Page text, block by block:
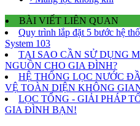
BÀI VIẾT LIÊN QUAN
Quy trình lắp đặt 5 bước hệ
System 103
TẠI SAO CẦN SỬ DỤNG
NGUỒN CHO GIA ĐÌNH?
HỆ THỐNG LỌC NƯỚC
VỆ TOÀN DIỆN KHÔNG
LỌC TỔNG - GIẢI PHÁP
GIA ĐÌNH BẠN!